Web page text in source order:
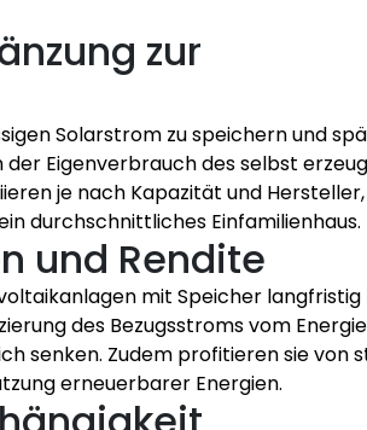
zur
Solarstrom zu speichern und
Eigenverbrauch des selbst
je nach Kapazität und
durchschnittliches Einfamilienhaus.
und Rendite
mit Speicher
des Bezugsstroms vom
senken. Zudem profitieren sie von
erneuerbarer Energien.